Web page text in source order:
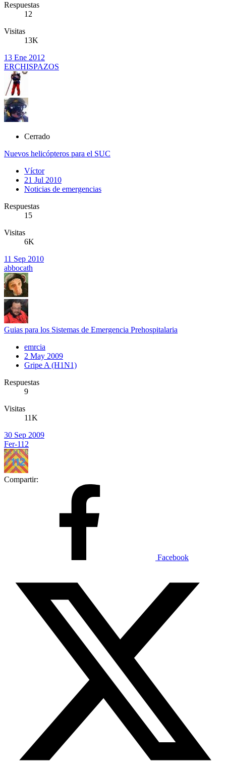
Respuestas
12
Visitas
13K
13 Ene 2012
ERCHISPAZOS
Cerrado
Nuevos helicópteros para el SUC
Víctor
21 Jul 2010
Noticias de emergencias
Respuestas
15
Visitas
6K
11 Sep 2010
abbocath
Guias para los Sistemas de Emergencia Prehospitalaria
emrcia
2 May 2009
Gripe A (H1N1)
Respuestas
9
Visitas
11K
30 Sep 2009
Fer-112
Compartir:
Facebook